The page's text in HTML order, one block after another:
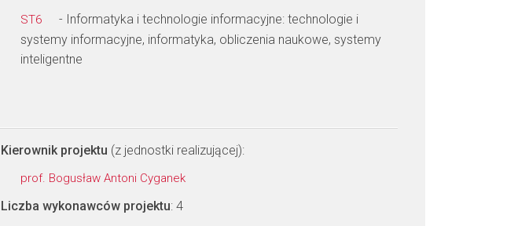
ST6
- Informatyka i technologie informacyjne: technologie i
systemy informacyjne, informatyka, obliczenia naukowe, systemy
inteligentne
Kierownik projektu (z jednostki realizującej):
prof. Bogusław Antoni Cyganek
Liczba wykonawców projektu: 4